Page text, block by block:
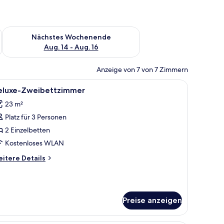
Aug. 7 - Aug. 9.
Nächstes Wochenende
Aug. 14 - Aug. 16
Überprüfe die Verfügbarkeit für nächstes Wochenende, Aug.
Anzeige von 7 von 7 Zimmern
Bett, einem an der Wand montierten Fernseher und einem Graffiti-
Allergikerbettwaren, Daunenbettdecken,
11 Zweibettzimmer
23 m²
Platz für 3 Personen
2 Einzelbetten
Kostenloses WLAN
Details
Preise anzeigen